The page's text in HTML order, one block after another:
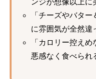
ンジが想像以上に
「チーズやバタ
に雰囲気が全然違
「カロリー控え
悪感なく食べられ